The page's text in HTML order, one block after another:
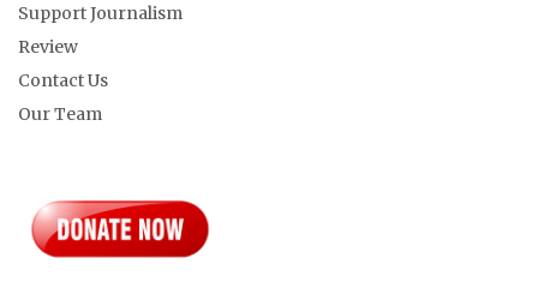
Support Journalism
Review
Contact Us
Our Team